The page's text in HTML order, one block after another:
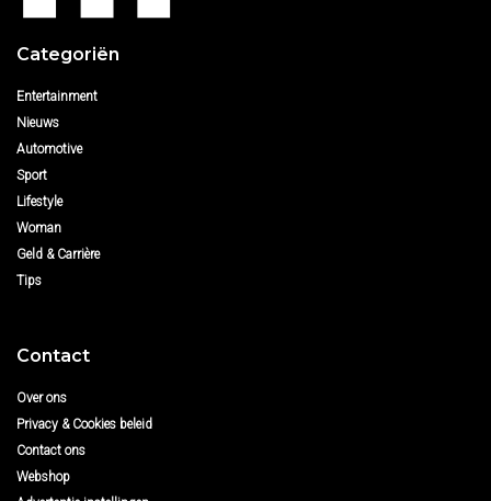
Categoriën
Entertainment
Nieuws
Automotive
Sport
Lifestyle
Woman
Geld & Carrière
Tips
Contact
Over ons
Privacy & Cookies beleid
Contact ons
Webshop